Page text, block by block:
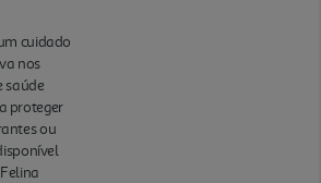
cuidado
nos
saúde
proteger
ou